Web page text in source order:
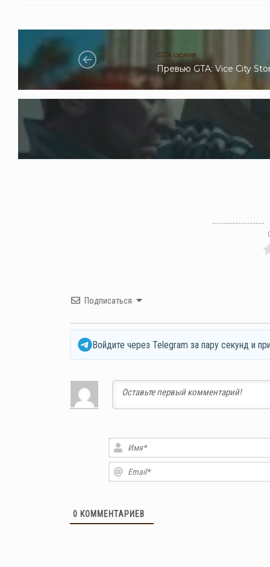
GTA архив
Превью GTA: Vice City
Подписаться
Войдите через Telegram за пару секунд и
0 КОММЕНТАРИЕВ